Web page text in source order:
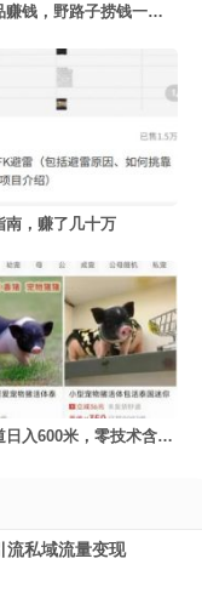
帮买商品赚钱，野路子捞钱一天赚3000+
南，赚了几十万
冷门赛道日入600米，零技术含量！
流私域流量变现